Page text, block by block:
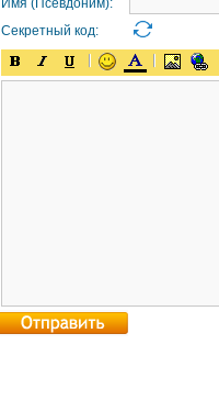
Имя (Псевдоним):
Секретный код: